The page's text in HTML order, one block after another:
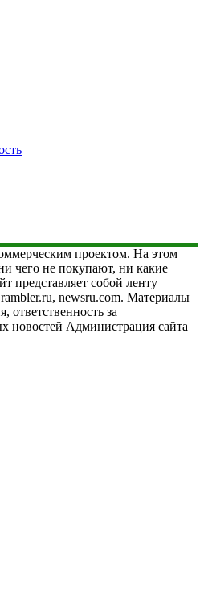
проектом. На этом
чего не покупают, ни какие
представляет собой ленту
newsru.com. Материалы
ответственность за
новостей Администрация сайта